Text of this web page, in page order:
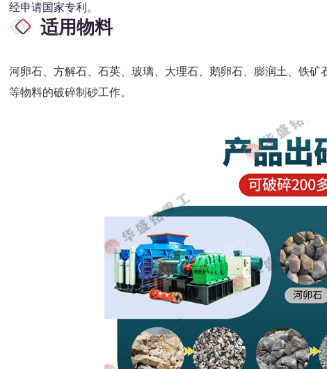
经申请国家专利。
适用物料
河卵石、方解石、石英、玻璃、大理石、鹅卵石、膨润土、铁
等物料的破碎制砂工作。